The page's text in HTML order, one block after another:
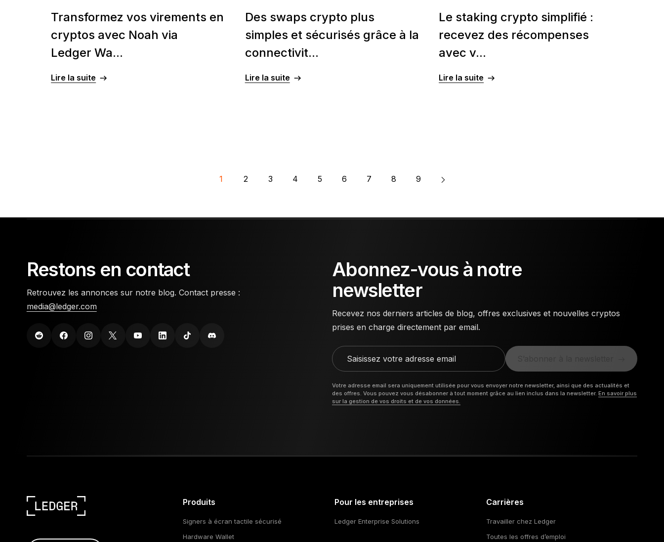
Transformez vos virements en
cryptos avec Noah via
Ledger Wa...
Lire la suite
Des swaps crypto plus
simples et sécurisés grâce à la
connectivit...
Lire la suite
Le staking crypto simplifié :
recevez des récompenses
avec v...
Lire la suite
1 2 3 4 5 6 7 8 9
Restons en contact
Retrouvez les annonces sur notre blog. Contact presse :
media@ledger.com
Abonnez-vous à notre
newsletter
Recevez nos derniers articles de blog, offres exclusives et nouvelles cryptos
prises en charge directement par email.
Saisissez votre adresse email
Votre adresse email sera uniquement utilisée pour vous envoyer notre newsletter, ainsi que des actualités et
des offres. Vous pouvez vous désabonner à tout moment grâce au lien inclus dans la newsletter. En savoir plus
sur la gestion de vos droits et de vos données.
Produits
Signers à écran tactile sécurisé
Hardware Wallet
Pour les entreprises
Ledger Enterprise Solutions
Carrières
Travailler chez Ledger
Toutes les offres d’emploi